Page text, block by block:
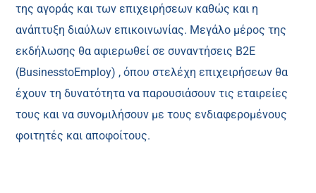
της αγοράς και των επιχειρήσεων καθώς και η
ανάπτυξη διαύλων επικοινωνίας. Μεγάλο μέρος της
εκδήλωσης θα αφιερωθεί σε συναντήσεις Β2Ε
(BusinesstoEmploy) , όπου στελέχη επιχειρήσεων θα
έχουν τη δυνατότητα να παρουσιάσουν τις εταιρείες
τους και να συνομιλήσουν με τους ενδιαφερομένους
φοιτητές και αποφοίτους.